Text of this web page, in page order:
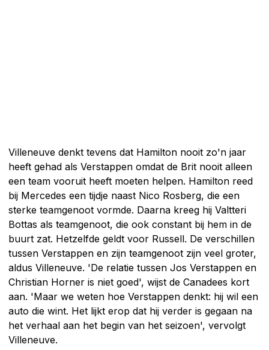
Villeneuve denkt tevens dat Hamilton nooit zo'n jaar
heeft gehad als Verstappen omdat de Brit nooit alleen
een team vooruit heeft moeten helpen. Hamilton reed
bij Mercedes een tijdje naast Nico Rosberg, die een
sterke teamgenoot vormde. Daarna kreeg hij Valtteri
Bottas als teamgenoot, die ook constant bij hem in de
buurt zat. Hetzelfde geldt voor Russell. De verschillen
tussen Verstappen en zijn teamgenoot zijn veel groter,
aldus Villeneuve. 'De relatie tussen Jos Verstappen en
Christian Horner is niet goed', wijst de Canadees kort
aan. 'Maar we weten hoe Verstappen denkt: hij wil een
auto die wint. Het lijkt erop dat hij verder is gegaan na
het verhaal aan het begin van het seizoen', vervolgt
Villeneuve.